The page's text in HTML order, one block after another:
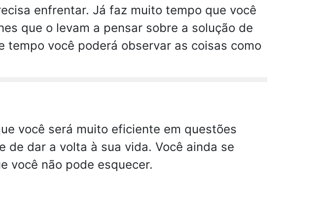
enfrentar. Já faz muito tempo que você
que o levam a pensar sobre a solução de
tempo você poderá observar as coisas como
você será muito eficiente em questões
de dar a volta à sua vida. Você ainda se
você não pode esquecer.